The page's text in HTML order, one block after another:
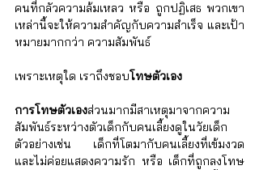
คนที่กลัวความล้มเหลว หรือ ถูกปฏิเสธ พวกเขา
เหล่านี้จะให้ความสำคัญกับความสำเร็จ และเป้า
หมายมากกว่า ความสัมพันธ์
เพราะเหตุใด เราถึงชอบโทษตัวเอง
การโทษตัวเองส่วนมากมีสาเหตุมาจากความ
สัมพันธ์ระหว่างตัวเด็กกับคนเลี้ยงดูในวัยเด็ก
ตัวอย่างเช่น เด็กที่โตมากับคนเลี้ยงที่เข้มงวด
และไม่ค่อยแสดงความรัก หรือ เด็กที่ถูกลงโทษ